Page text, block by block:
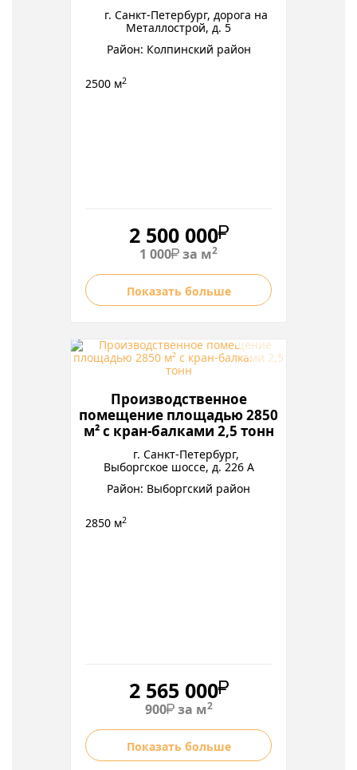
г. Санкт-Петербург, дорога на
Металлострой, д. 5
Район: Колпинский район
2500 м2
2 500 000
1 000 за м2
Показать больше
Производственное
помещение площадью 2850
м² с кран-балками 2,5 тонн
г. Санкт-Петербург,
Выборгское шоссе, д. 226 А
Район: Выборгский район
2850 м2
2 565 000
900 за м2
Показать больше